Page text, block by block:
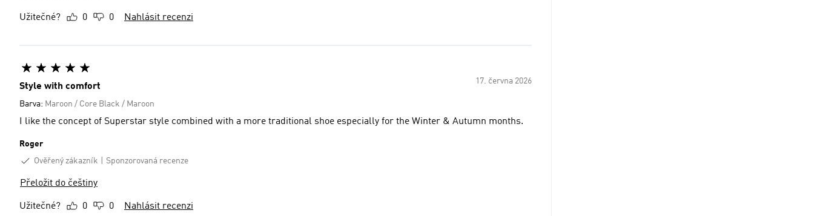
Užitečné? 0 0 Nahlásit recenzi
17. června 2026
Style with comfort
Barva: Maroon / Core Black / Maroon
I like the concept of Superstar style combined with a more traditional shoe especially for the Winter & Autumn months.
Roger
Ověřený zákazník
Sponzorovaná recenze
Přeložit do češtiny
Užitečné? 0 0 Nahlásit recenzi